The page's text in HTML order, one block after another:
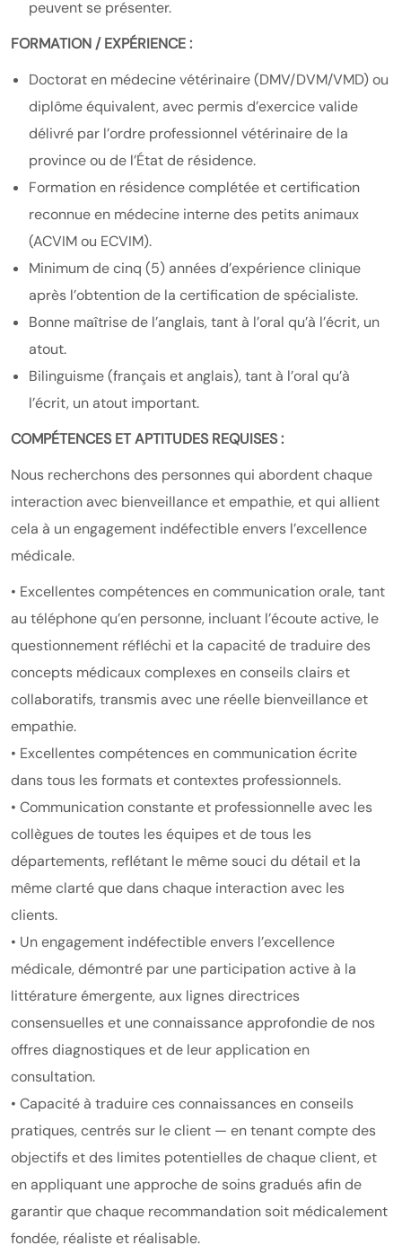
peuvent se présenter.
FORMATION / EXPÉRIENCE :
Doctorat en médecine vétérinaire (DMV/DVM/VMD) ou
diplôme équivalent, avec permis d’exercice valide
délivré par l’ordre professionnel vétérinaire de la
province ou de l’État de résidence.
Formation en résidence complétée et certification
reconnue en médecine interne des petits animaux
(ACVIM ou ECVIM).
Minimum de cinq (5) années d’expérience clinique
après l’obtention de la certification de spécialiste.
Bonne maîtrise de l’anglais, tant à l’oral qu’à l’écrit, un
atout.
Bilinguisme (français et anglais), tant à l’oral qu’à
l’écrit, un atout important.
COMPÉTENCES ET APTITUDES REQUISES :
Nous recherchons des personnes qui abordent chaque
interaction avec bienveillance et empathie, et qui allient
cela à un engagement indéfectible envers l’excellence
médicale.
• Excellentes compétences en communication orale, tant
au téléphone qu’en personne, incluant l’écoute active, le
questionnement réfléchi et la capacité de traduire des
concepts médicaux complexes en conseils clairs et
collaboratifs, transmis avec une réelle bienveillance et
empathie.
• Excellentes compétences en communication écrite
dans tous les formats et contextes professionnels.
• Communication constante et professionnelle avec les
collègues de toutes les équipes et de tous les
départements, reflétant le même souci du détail et la
même clarté que dans chaque interaction avec les
clients.
• Un engagement indéfectible envers l’excellence
médicale, démontré par une participation active à la
littérature émergente, aux lignes directrices
consensuelles et une connaissance approfondie de nos
offres diagnostiques et de leur application en
consultation.
• Capacité à traduire ces connaissances en conseils
pratiques, centrés sur le client — en tenant compte des
objectifs et des limites potentielles de chaque client, et
en appliquant une approche de soins gradués afin de
garantir que chaque recommandation soit médicalement
fondée, réaliste et réalisable.